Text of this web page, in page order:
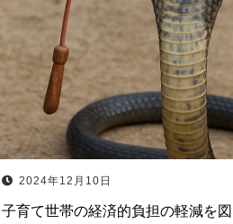
2024年12月10日
子育て世帯の経済的負担の軽減を